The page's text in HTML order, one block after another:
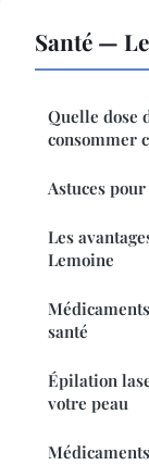
Santé —
Quelle dose
consommer
Astuces
Les
Lemoine
santé
Épilation
votre peau